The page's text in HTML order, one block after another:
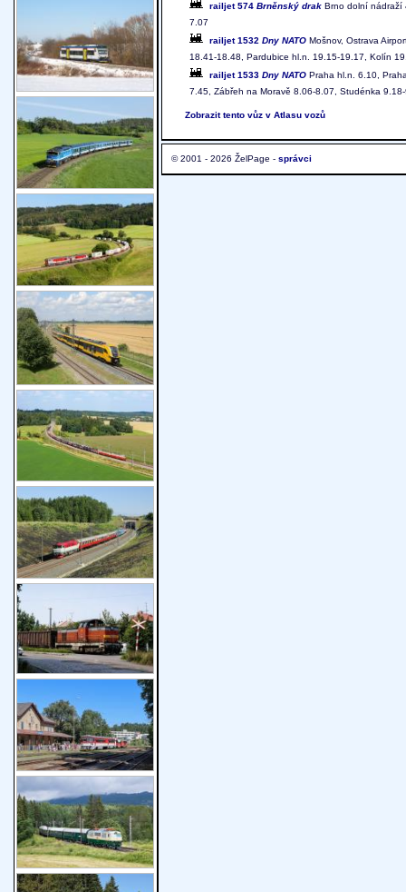
railjet 574 Brněnský drak Brno dolní nádraží
7.07
railjet 1532 Dny NATO Mošnov, Ostrava
18.41-18.48, Pardubice hl.n. 19.15-19.17, Kolín
railjet 1533 Dny NATO Praha hl.n. 6.10,
7.45, Zábřeh na Moravě 8.06-8.07, Studénka
Zobrazit tento vůz v Atlasu vozů
© 2001 - 2026 ŽelPage - správci